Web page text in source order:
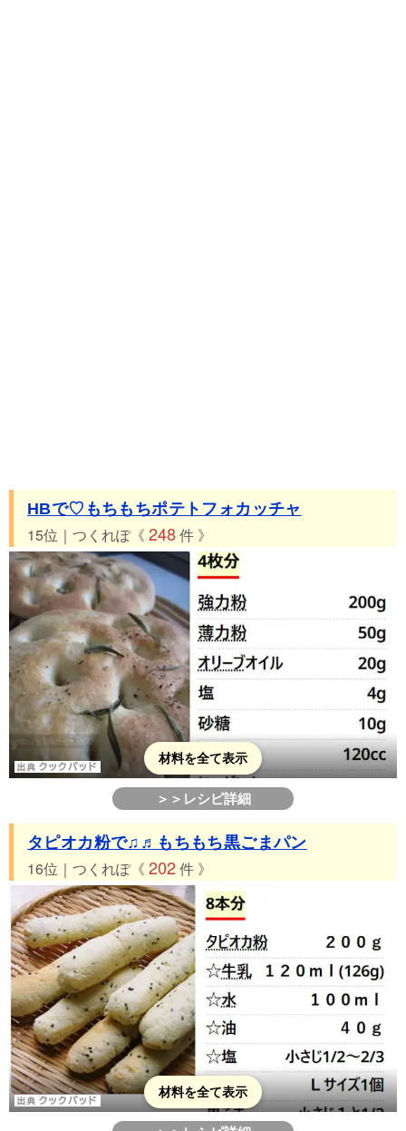
HBで♡もちもちポテトフォカッチャ
15位｜つくれぽ《 248件 》
材料を全て表示
＞＞レシピ詳細
タピオカ粉で♫♬もちもち黒ごまパン
16位｜つくれぽ《 202 件 》
材料を全て表示